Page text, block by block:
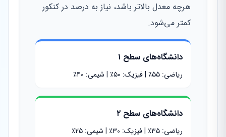
هرچه معدل بالاتر باشد، نیاز به درصد در کنکور
کمتر می‌شود.
دانشگاه‌های سطح ۱
ریاضی: ۵۵٪ | فیزیک: ۵۰٪ | شیمی: ۴۰٪
دانشگاه‌های سطح ۲
ریاضی: ۳۵٪ | فیزیک: ۳۰٪ | شیمی: ۲۵٪